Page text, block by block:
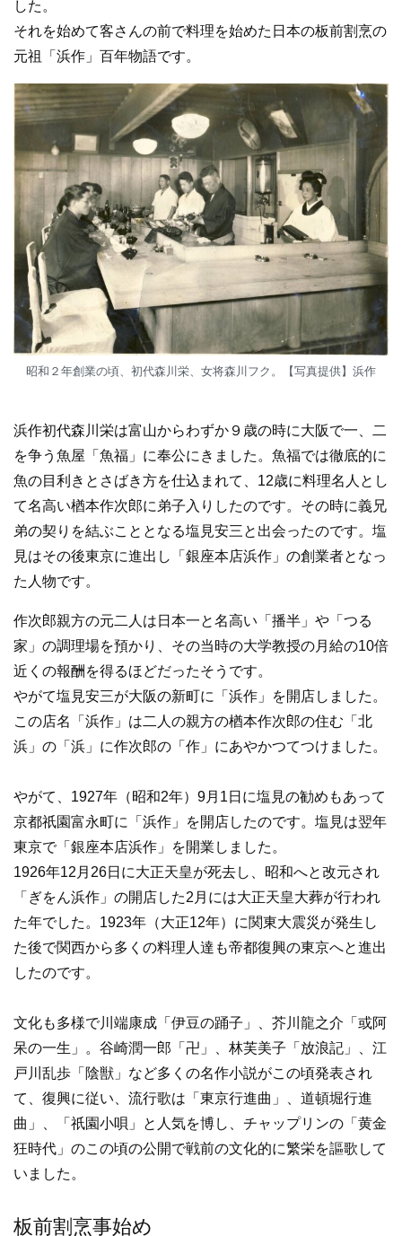
した。
それを始めて客さんの前で料理を始めた日本の板前割烹の
元祖「浜作」百年物語です。
昭和２年創業の頃、初代森川栄、女将森川フク。【写真提供】浜作
浜作初代森川栄は富山からわずか９歳の時に大阪で一、二
を争う魚屋「魚福」に奉公にきました。魚福では徹底的に
魚の目利きとさばき方を仕込まれて、12歳に料理名人とし
て名高い楢本作次郎に弟子入りしたのです。その時に義兄
弟の契りを結ぶこととなる塩見安三と出会ったのです。塩
見はその後東京に進出し「銀座本店浜作」の創業者となっ
た人物です。
作次郎親方の元二人は日本一と名高い「播半」や「つる
家」の調理場を預かり、その当時の大学教授の月給の10倍
近くの報酬を得るほどだったそうです。
やがて塩見安三が大阪の新町に「浜作」を開店しました。
この店名「浜作」は二人の親方の楢本作次郎の住む「北
浜」の「浜」に作次郎の「作」にあやかつてつけました。
やがて、1927年（昭和2年）9月1日に塩見の勧めもあって
京都祇園富永町に「浜作」を開店したのです。塩見は翌年
東京で「銀座本店浜作」を開業しました。
1926年12月26日に大正天皇が死去し、昭和へと改元され
「ぎをん浜作」の開店した2月には大正天皇大葬が行われ
た年でした。1923年（大正12年）に関東大震災が発生し
た後で関西から多くの料理人達も帝都復興の東京へと進出
したのです。
文化も多様で川端康成「伊豆の踊子」、芥川龍之介「或阿
呆の一生」。谷崎潤一郎「卍」、林芙美子「放浪記」、江
戸川乱歩「陰獣」など多くの名作小説がこの頃発表され
て、復興に従い、流行歌は「東京行進曲」、道頓堀行進
曲」、「祇園小唄」と人気を博し、チャップリンの「黄金
狂時代」のこの頃の公開で戦前の文化的に繁栄を謳歌して
いました。
板前割烹事始め